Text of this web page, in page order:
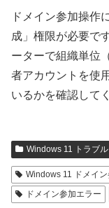
ドメイン参加操作
成」権限が必要で
ーターで組織単位
者アカウントを使
いるかを確認して
Windows 11 トラブ
Windows 11 ドメイン
ドメイン参加エラー